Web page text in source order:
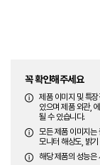
꼭 확인해주세요
제품 이미지 및 특
있으며 제품 외관,
될 수 있습니다.
모든 제품 이미지는
모니터 해상도, 밝
해당 제품의 성능은